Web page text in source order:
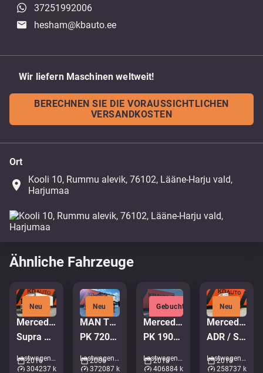
37251992006
hesham@kbauto.ee
Wir liefern Maschinen weltweit!
BERECHNEN SIE DIE VORAUSSICHTLICHEN
VERSANDKOSTEN
Ort
place
Kooli 10, Rummu alevik, 76102, Lääne-Harju vald,
Harjumaa
Ähnliche Fahrzeuge
Neu
Mercedes-Benz Antos 2543 6x2*4
Supra Mt / box L=8520 mm
Lastwagen - Kühlschrank • M375-5636
2016
304237 km
Neu
MAN TGA 35.380 8x4
PK 72002 / EXPORT OUTSIDE EU ONLY!
Lastwagen - Kran-Bordwand • M582-2228
2006
372087 km
Gebucht
Mercedes-Benz Actros 2658 6x4
PK 19001 / RETARDER / BOX L=6628 mm
Lastwagen - Krankipper • M250-6011
2018
406884 km
Neu
Mercedes-Benz Actros 2551 6x2
ADR / STREAMSPACE
Lastwagen - Containersystem • M999-5146
2018
258737 km